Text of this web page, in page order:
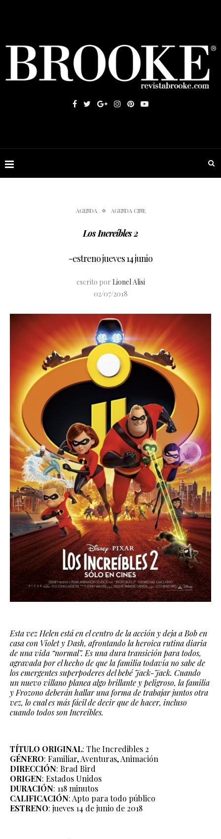
AGENDA AGENDA CINE
Los Increíbles 2
-estreno jueves 14 junio
escrito por Lionel Alisi
02/07/2018
Esta vez Helen está en el centro de la acción y deja a Bob en
casa con Violet y Dash, afrontando la heroica rutina diaria
de una vida “normal”. Es una dura transición para todos,
agravada por el hecho de que la familia todavía no sabe de
los emergentes superpoderes del bebé Jack-Jack. Cuando
un nuevo villano planea algo brillante y peligroso, la familia
y Frozono deberán hallar una forma de trabajar juntos otra
vez, lo cual es más fácil de decir que de hacer, incluso
cuando todos son Increíbles.
TÍTULO ORIGINAL: The Incredibles 2
GÉNERO: Familiar, Aventuras, Animación
DIRECCIÓN: Brad Bird
ORIGEN: Estados Unidos
DURACIÓN: 118 minutos
CALIFICACIÓN: Apto para todo público
ESTRENO: jueves 14 de junio de 2018